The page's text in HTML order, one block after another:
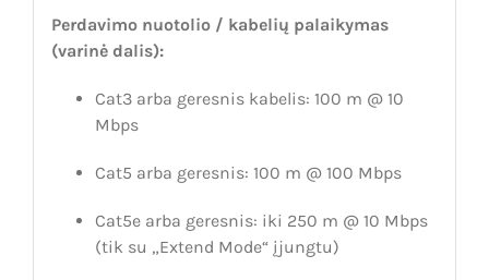
Perdavimo nuotolio / kabelių palaikymas
(varinė dalis):
Cat3 arba geresnis kabelis: 100 m @ 10
Mbps
Cat5 arba geresnis: 100 m @ 100 Mbps
Cat5e arba geresnis: iki 250 m @ 10 Mbps
(tik su „Extend Mode“ įjungtu)